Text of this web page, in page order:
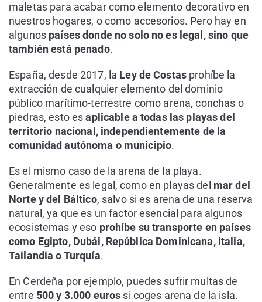
maletas para acabar como elemento decorativo en
nuestros hogares, o como accesorios. Pero hay en
algunos países donde no solo no es legal, sino que
también está penado.
España, desde 2017, la Ley de Costas prohíbe la
extracción de cualquier elemento del dominio
público marítimo-terrestre como arena, conchas o
piedras, esto esaplicable a todas las playas del
territorio nacional, independientemente de la
comunidad autónoma o municipio.
Es el mismo caso de la arena de la playa.
Generalmente es legal, como en playas del mar del
Norte y del Báltico, salvo si es arena de una reserva
natural, ya que es un factor esencial para algunos
ecosistemas y eso prohíbe su transporte en países
como Egipto, Dubái, República Dominicana, Italia,
Tailandia o Turquía.
En Cerdeña por ejemplo, puedes sufrir multas de
entre 500 y 3.000 euros si coges arena de la isla.